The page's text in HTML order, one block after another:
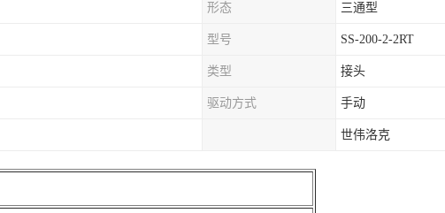
形态 三通型
型号 SS-200-2-2RT
类型 接头
驱动方式 手动
世伟洛克